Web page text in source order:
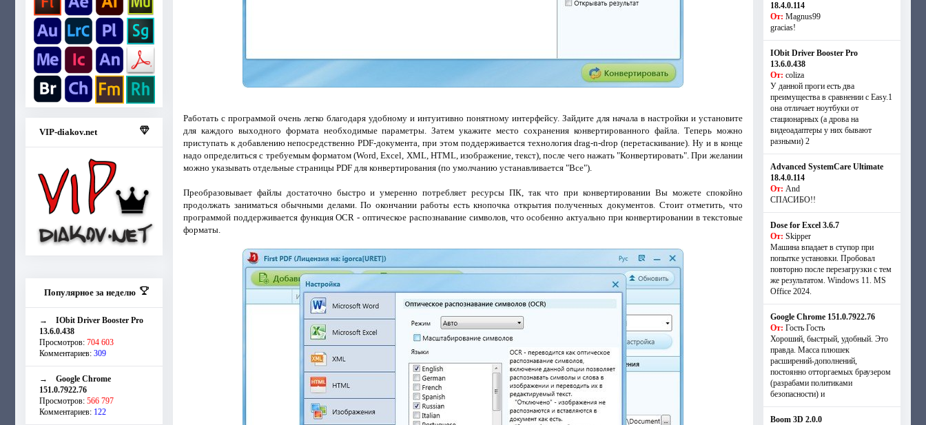
VIP-diakov.net
Популярное за неделю
→ IObit Driver Booster Pro
13.6.0.438
Просмотров: 704 603
Комментариев: 309
→ Google Chrome
151.0.7922.76
Просмотров: 566 797
Комментариев: 122
Работать с программой очень легко благодаря удобному и интуитивно понятному интерфейсу. Зайдите для начала в настройки и установите
для каждого выходного формата необходимые параметры. Затем укажите место сохранения конвертированного файла. Теперь можно
приступать к добавлению непосредственно PDF-документа, при этом поддерживается технология drag-n-drop (перетаскивание). Ну и в конце
надо определиться с требуемым форматом (Word, Excel, XML, HTML, изображение, текст), после чего нажать "Конвертировать". При желании
можно указывать отдельные страницы PDF для конвертирования (по умолчанию устанавливается "Все").
Преобразовывает файлы достаточно быстро и умеренно потребляет ресурсы ПК, так что при конвертировании Вы можете спокойно
продолжать заниматься обычными делами. По окончании работы есть кнопочка открытия полученных документов. Стоит отметить, что
программой поддерживается функция OCR - оптическое распознавание символов, что особенно актуально при конвертировании в текстовые
форматы.
18.4.0.114
От: Magnus99
gracias!
IObit Driver Booster Pro
13.6.0.438
От: coliza
У данной проги есть два
преимущества в сравнении с Easy.1
она отличает ноутбуки от
стационарных (а дрова на
видеоадаптеры у них бывают
разными) 2
Advanced SystemCare Ultimate
18.4.0.114
От: And
СПАСИБО!!
Dose for Excel 3.6.7
От: Skipper
Машина впадает в ступор при
попытке установки. Пробовал
повторно после перезагрузки с тем
же результатом. Windows 11. MS
Offiсe 2024.
Google Chrome 151.0.7922.76
От: Гость Гость
Хороший, быстрый, удобный. Это
правда. Масса плюшек
расширений-дополнений,
постоянно отторгаемых браузером
(разрабами политиками
безопасности) и
Boom 3D 2.0.0